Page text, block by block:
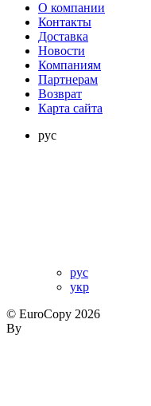
О компании
Контакты
Доставка
Новости
Компаниям
Партнерам
Возврат
Карта сайта
рус
рус
укр
© EuroCopy 2026
By